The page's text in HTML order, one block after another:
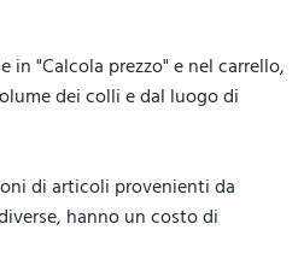
"Calcola prezzo" e nel carrello,
dei colli e dal luogo di
di articoli provenienti da
hanno un costo di